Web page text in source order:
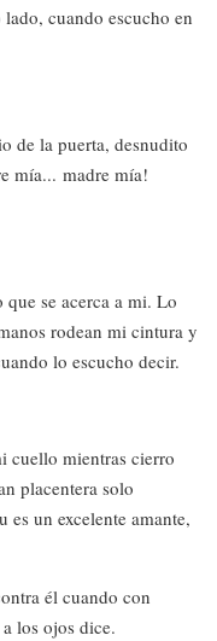
cuando escucho en
de la puerta, desnudito
mía... madre mía!
se acerca a mi. Lo
rodean mi cintura y
lo escucho decir.
cuello mientras cierro
placentera solo
un excelente amante,
él cuando con
los ojos dice.